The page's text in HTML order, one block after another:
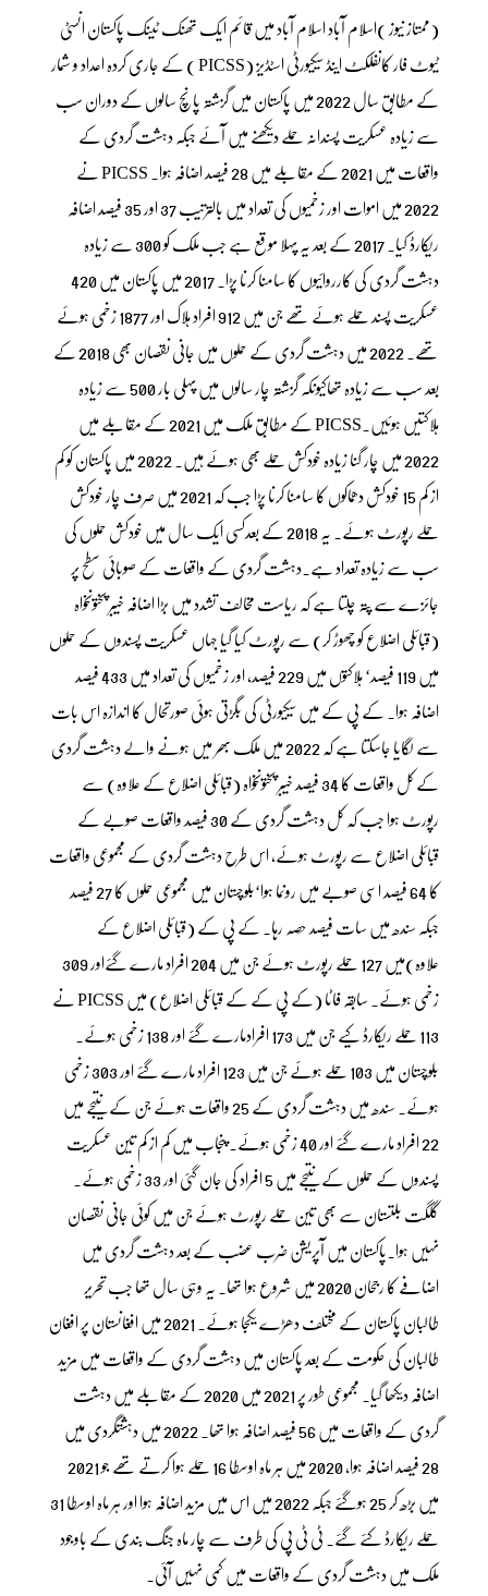
(ممتاز نیوز )اسلام آباد اسلام آباد میں قائم ایک تھنک ٹینک پاکستان انسٹی
ٹیوٹ فار کانفلکٹ اینڈ سیکیورٹی اسٹڈیز (PICSS ) کے جاری کردہ اعداد و شمار
کے مطابق سال 2022 میں پاکستان میں گزشتہ پانچ سالوں کے دوران سب
سے زیادہ عسکریت پسندانہ حملے دیکھنے میں آئے جبکہ دہشت گردی کے
واقعات میں 2021 کے مقابلے میں 28 فیصد اضافہ ہوا۔ PICSS نے
2022 میں اموات اور زخمیوں کی تعداد میں بالترتیب 37 اور 35 فیصد اضافہ
ریکارڈ کیا۔ 2017 کے بعد یہ پہلا موقع ہے جب ملک کو 300 سے زیادہ
دہشت گردی کی کارروائیوں کا سامنا کرنا پڑا۔ 2017 میں پاکستان میں 420
عسکریت پسند حملے ہوئے تھے جن میں 912 افراد ہلاک اور 1877 زخمی ہوئے
تھے۔ 2022 میں دہشت گردی کے حملوں میں جانی نقصان بھی 2018 کے
بعد سب سے زیادہ تھاکیونکہ گزشتہ چار سالوں میں پہلی بار 500 سے زیادہ
ہلاکتیں ہوئیں۔PICSS کے مطابق ملک میں 2021 کے مقابلے میں
2022 میں چار گنا زیادہ خودکش حملے بھی ہوئے ہیں۔ 2022 میں پاکستان کو کم
از کم 15 خودکش دھماکوں کا سامنا کرنا پڑا جب کہ 2021 میں صرف چار خودکش
حملے رپورٹ ہوئے۔ یہ 2018 کے بعدکسی ایک سال میں خودکش حملوں کی
سب سے زیادہ تعداد ہے۔دہشت گردی کے واقعات کے صوبائی سطح پر
جائزے سے پتہ چلتا ہے کہ ریاست مخالف تشدد میں بڑا اضافہ خیبر پختونخواہ
(قبائلی اضلاع کو چھوڑ کر) سے رپورٹ کیا گیا جہاں عسکریت پسندوں کے حملوں
میں 119 فیصد‘ ہلاکتوں میں 229 فیصد، اور زخمیوں کی تعداد میں 433 فیصد
اضافہ ہوا۔ کے پی کے میں سیکیورٹی کی بگڑتی ہوئی صورتحال کا اندازہ اس بات
سے لگایا جاسکتا ہے کہ 2022 میں ملک بھر میں ہونے والے دہشت گردی
کے کل واقعات کا 34 فیصد خیبر پختونخواہ (قبائلی اضلاع کے علاوہ) سے
رپورٹ ہوا جب کہ کل دہشت گردی کے 30 فیصد واقعات صوبے کے
قبائلی اضلاع سے رپورٹ ہوئے، اس طرح دہشت گردی کے مجموعی واقعات
کا 64 فیصد اسی صوبے میں رونما ہوا‘بلوچستان میں مجموعی حملوں کا 27 فیصد
جبکہ سندھ میں سات فیصد حصہ رہا۔ کے پی کے (قبائلی اضلاع کے
علاوہ)میں 127 حملے رپورٹ ہوئے جن میں 204 افراد مارے گئےاور 309
زخمی ہوئے۔ سابقہ فاٹا (کے پی کے کے قبائلی اضلاع) میں PICSS نے
113 حملے ریکارڈ کیے جن میں 173 افرادمارے گئے اور 138 زخمی ہوئے۔
بلوچستان میں 103 حملے ہوئے جن میں 123 افراد مارے گئے اور 303 زخمی
ہوئے۔ سندھ میں دہشت گردی کے 25 واقعات ہوئے جن کے نتیجے میں
22 افراد مارے گئے اور 40 زخمی ہوئے۔ پنجاب میں کم از کم تین عسکریت
پسندوں کے حملوں کے نتیجے میں 5 افراد کی جان گئی اور 33 زخمی ہوئے۔
گلگت بلتستان سے بھی تین حملے رپورٹ ہوئے جن میں کوئی جانی نقصان
نہیں ہوا۔پاکستان میں آپریشن ضرب عضب کے بعد دہشت گردی میں
اضافے کا رجحان 2020 میں شروع ہوا تھا۔ یہ وہی سال تھا جب تحریر
طالبان پاکستان کے مختلف دھڑے یکجا ہوئے۔ 2021 میں افغانستان پر افغان
طالبان کی حکومت کے بعد پاکستان میں دہشت گردی کے واقعات میں مزید
اضافہ دیکھا گیا۔ مجموعی طور پر 2021 میں 2020 کے مقابلے میں دہشت
گردی کے واقعات میں 56 فیصد اضافہ ہوا تھا۔ 2022 میں دہشتگردی میں
28 فیصد اضافہ ہوا، 2020 میں ہر ماہ اوسطا 16 حملے ہوا کرتے تھے جو 2021
میں بڑھ کر 25 ہوگئے جبکہ 2022 میں اس میں مزید اضافہ ہوا اور ہر ماہ اوسطا 31
حملے ریکارڈ کئے گئے۔ ٹی ٹی پی کی طرف سے چار ماہ جنگ بندی کے باوجود
ملک میں دہشت گردی کے واقعات میں کمی نہیں آئی۔